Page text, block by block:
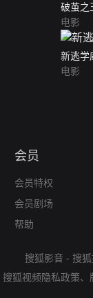
破茧之
电影
新逃学
电影
会员
会员特权
会员剧场
帮助
搜狐影音 - 搜
搜狐视频隐私政策、